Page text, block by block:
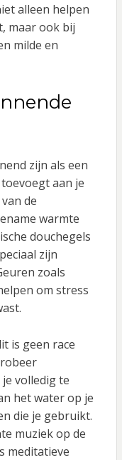
alleen helpen
maar ook bij
milde en
zijn als een
aan je
de
warmte
douchegels
zijn
zoals
om stress
is geen race
volledig te
het water op je
die je gebruikt.
muziek op de
meditatieve